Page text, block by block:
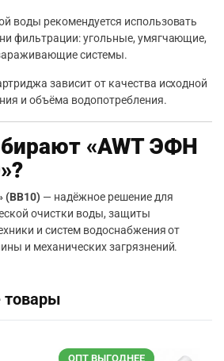
воды рекомендуется использовать
фильтрации: угольные, умягчающие,
системы.
зависит от качества исходной
и объёма водопотребления.
«AWT ЭФН
(BB10) — надёжное решение для
очистки воды, защиты
и систем водоснабжения от
и механических загрязнений.
товары
ОПТ ВЫГОДНЕЕ